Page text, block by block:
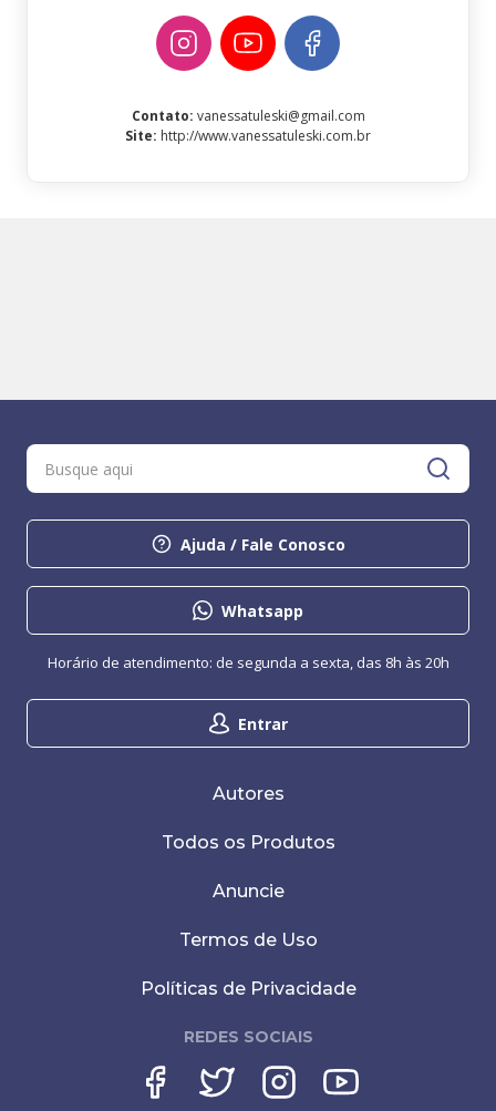
Contato: vanessatuleski@gmail.com
Site: http://www.vanessatuleski.com.br
Ajuda / Fale Conosco
Whatsapp
Entrar
Horário de atendimento: de segunda a sexta, das 8h às 20h
Autores
Todos os Produtos
Anuncie
Termos de Uso
Políticas de Privacidade
REDES SOCIAIS